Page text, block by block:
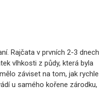
Rajčata v prvních 2-3 dnech
vlhkosti z půdy, která byla
záviset na tom, jak rychle
u samého kořene zárodku,